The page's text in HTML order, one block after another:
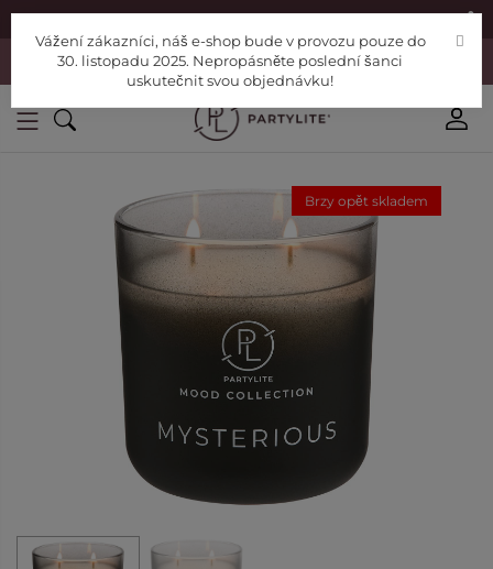
|
Vážení zákazníci, náš e-shop bude v provozu pouze do 30. listopadu
2025. Nepropásněte poslední šanci uskutečnit svou objednávku!
Brzy opět skladem
Vážení zákazníci, náš e-shop bude v provozu pouze do
30. listopadu 2025. Nepropásněte poslední šanci
uskutečnit svou objednávku!